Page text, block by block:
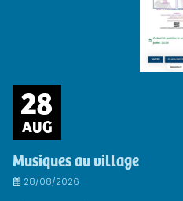
28
AUG
Musiques au village
28/08/2026